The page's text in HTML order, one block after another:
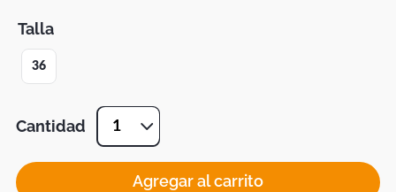
Talla
36
Cantidad 1
Agregar al carrito